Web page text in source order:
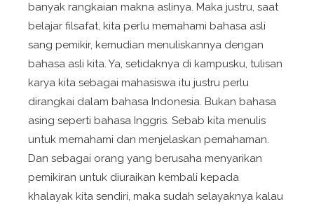
banyak rangkaian makna aslinya. Maka justru, saat
belajar filsafat, kita perlu memahami bahasa asli
sang pemikir, kemudian menuliskannya dengan
bahasa asli kita. Ya, setidaknya di kampusku, tulisan
karya kita sebagai mahasiswa itu justru perlu
dirangkai dalam bahasa Indonesia. Bukan bahasa
asing seperti bahasa Inggris. Sebab kita menulis
untuk memahami dan menjelaskan pemahaman.
Dan sebagai orang yang berusaha menyarikan
pemikiran untuk diuraikan kembali kepada
khalayak kita sendiri, maka sudah selayaknya kalau